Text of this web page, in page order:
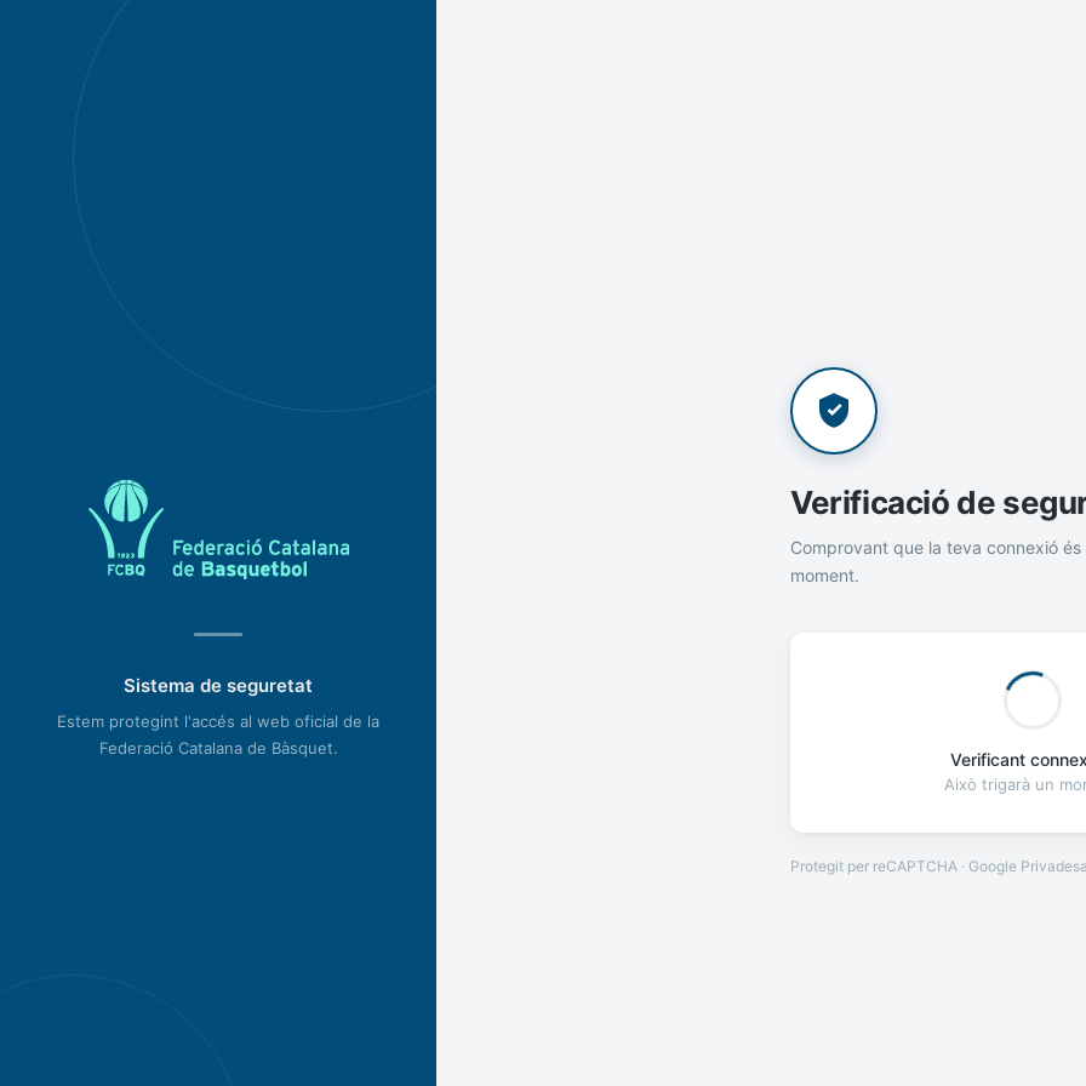
Sistema de seguretat
Estem protegint l'accés al web oficial de la
Federació Catalana de Bàsquet.
Verificació de
Comprovant que la teva connexió és
moment.
Verificant
Això trigarà un
Protegit per reCAPTCHA · Google Privadesa